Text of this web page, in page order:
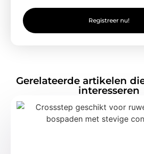
Registreer nu!
Gerelateerde artikelen
interesseren